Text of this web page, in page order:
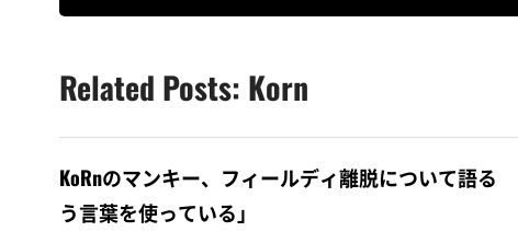
Related Posts: Korn
KoRnのマンキー、フィールディ離脱について語る
う言葉を使っている」